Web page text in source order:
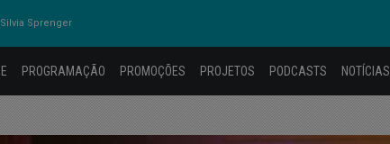
Sprenger
PROGRAMAÇÃO PROMOÇÕES PROJETOS PODCASTS NOTÍCIAS